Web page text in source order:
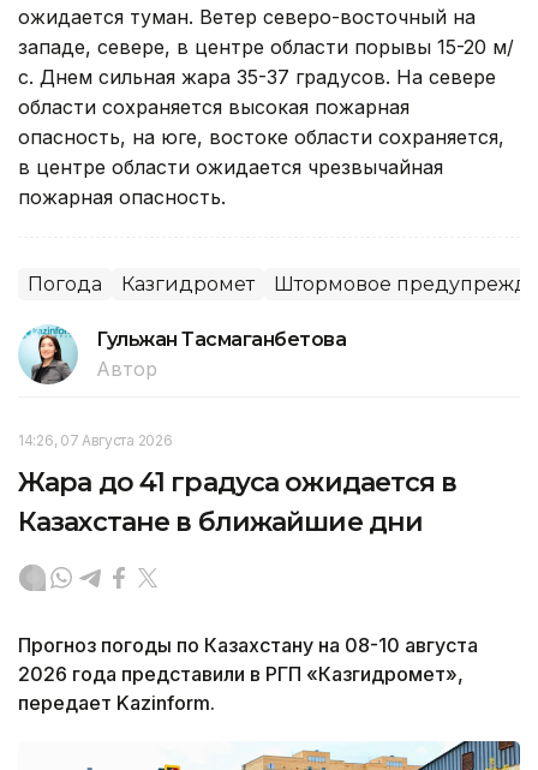
ожидается туман. Ветер северо-восточный на
западе, севере, в центре области порывы 15-20 м/
с. Днем сильная жара 35-37 градусов. На севере
области сохраняется высокая пожарная
опасность, на юге, востоке области сохраняется,
в центре области ожидается чрезвычайная
пожарная опасность.
Погода Казгидромет Штормовое
Гульжан Тасмаганбетова
Автор
14:26, 07 Августа 2026
Жара до 41 градуса ожидается в
Казахстане в ближайшие дни
Прогноз погоды по Казахстану на 08-10 августа
2026 года представили в РГП «Казгидромет»,
передает Kazinform.